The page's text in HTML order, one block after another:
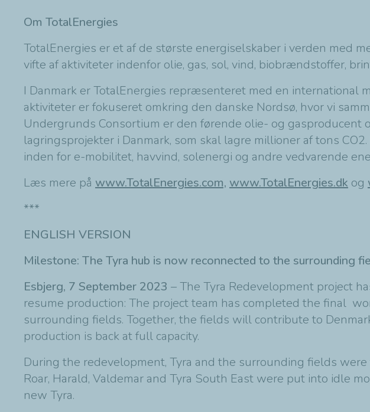
Om TotalEnergies
TotalEnergies er et af de største energiselskaber i verden med
vifte af aktiviteter indenfor olie, gas, sol, vind, biobrændstoffer,
I Danmark er TotalEnergies repræsenteret med en international
aktiviteter er fokuseret omkring den danske Nordsø, hvor vi
Undergrunds Consortium er den førende olie- og gasproducent
lagringsprojekter i Danmark, som skal lagre millioner af tons
inden for e-mobilitet, havvind, solenergi og andre vedvarende
Læs mere på www.TotalEnergies.com, www.TotalEnergies.dk og
***
ENGLISH VERSION
Milestone: The Tyra hub is now reconnected to the surrounding
Esbjerg, 7 September 2023 – The Tyra Redevelopment project
resume production: The project team has completed the final
surrounding fields. Together, the fields will contribute to
production is back at full capacity.
During the redevelopment, Tyra and the surrounding fields
Roar, Harald, Valdemar and Tyra South East were put into idle
new Tyra.